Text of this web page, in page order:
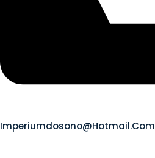
Imperiumdosono@hotmail.com